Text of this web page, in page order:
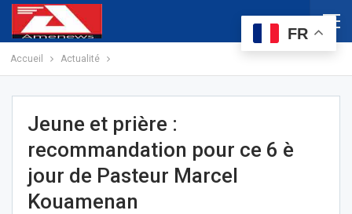
Accueil Actualité
Jeune et prière :
recommandation pour ce 6 è
jour de Pasteur Marcel
Kouamenan
FR